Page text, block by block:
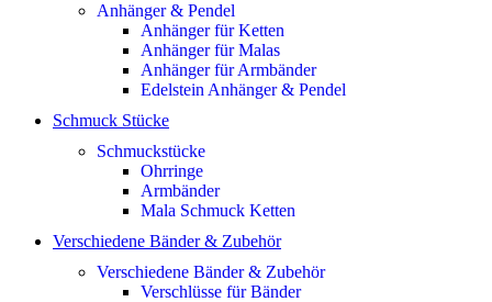
Anhänger & Pendel
Anhänger für Ketten
Anhänger für Malas
Anhänger für Armbänder
Edelstein Anhänger & Pendel
Schmuck Stücke
Schmuckstücke
Ohrringe
Armbänder
Mala Schmuck Ketten
Verschiedene Bänder & Zubehör
Verschiedene Bänder & Zubehör
Verschlüsse für Bänder